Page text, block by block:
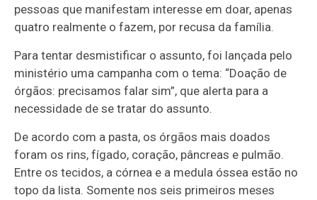
pessoas que manifestam interesse em doar, apenas
quatro realmente o fazem, por recusa da família.
Para tentar desmistificar o assunto, foi lançada pelo
ministério uma campanha com o tema: “Doação de
órgãos: precisamos falar sim”, que alerta para a
necessidade de se tratar do assunto.
De acordo com a pasta, os órgãos mais doados
foram os rins, fígado, coração, pâncreas e pulmão.
Entre os tecidos, a córnea e a medula óssea estão no
topo da lista. Somente nos seis primeiros meses